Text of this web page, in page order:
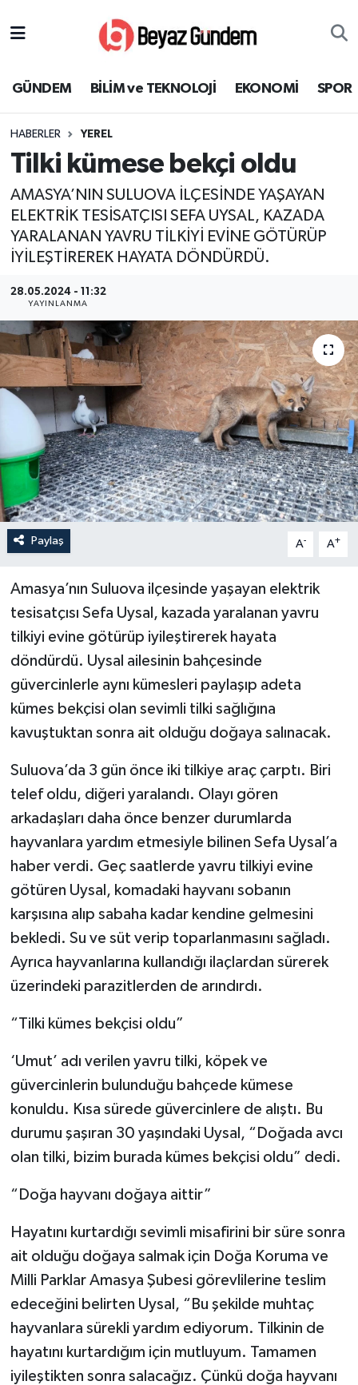
GÜNDEM BİLİM ve TEKNOLOJİ EKONOMİ SPOR
HABERLER YEREL
Tilki kümese bekçi oldu
AMASYA’NIN SULUOVA İLÇESİNDE YAŞAYAN
ELEKTRİK TESİSATÇISI SEFA UYSAL, KAZADA
YARALANAN YAVRU TİLKİYİ EVİNE GÖTÜRÜP
İYİLEŞTİREREK HAYATA DÖNDÜRDÜ.
28.05.2024 - 11:32
YAYINLANMA
Paylaş A- A+
Amasya’nın Suluova ilçesinde yaşayan elektrik
tesisatçısı Sefa Uysal, kazada yaralanan yavru
tilkiyi evine götürüp iyileştirerek hayata
döndürdü. Uysal ailesinin bahçesinde
güvercinlerle aynı kümesleri paylaşıp adeta
kümes bekçisi olan sevimli tilki sağlığına
kavuştuktan sonra ait olduğu doğaya salınacak.
Suluova’da 3 gün önce iki tilkiye araç çarptı. Biri
telef oldu, diğeri yaralandı. Olayı gören
arkadaşları daha önce benzer durumlarda
hayvanlara yardım etmesiyle bilinen Sefa Uysal’a
haber verdi. Geç saatlerde yavru tilkiyi evine
götüren Uysal, komadaki hayvanı sobanın
karşısına alıp sabaha kadar kendine gelmesini
bekledi. Su ve süt verip toparlanmasını sağladı.
Ayrıca hayvanlarına kullandığı ilaçlardan sürerek
üzerindeki parazitlerden de arındırdı.
“Tilki kümes bekçisi oldu”
‘Umut’ adı verilen yavru tilki, köpek ve
güvercinlerin bulunduğu bahçede kümese
konuldu. Kısa sürede güvercinlere de alıştı. Bu
durumu şaşıran 30 yaşındaki Uysal, “Doğada avcı
olan tilki, bizim burada kümes bekçisi oldu” dedi.
“Doğa hayvanı doğaya aittir”
Hayatını kurtardığı sevimli misafirini bir süre sonra
ait olduğu doğaya salmak için Doğa Koruma ve
Milli Parklar Amasya Şubesi görevlilerine teslim
edeceğini belirten Uysal, “Bu şekilde muhtaç
hayvanlara sürekli yardım ediyorum. Tilkinin de
hayatını kurtardığım için mutluyum. Tamamen
iyileştikten sonra salacağız. Çünkü doğa hayvanı
EKONOMİ
SAĞLIK
EĞİTİM
KÜLTÜR SANAT
MAGAZİN
YEREL
Süper Lig Puan Durumu ve Fikstür
Son Dakika Haberleri
Haber Arşivi